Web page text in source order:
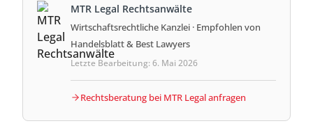
MTR Legal Rechtsanwälte
Wirtschaftsrechtliche Kanzlei · Empfohlen von
Handelsblatt & Best Lawyers
Letzte Bearbeitung: 6. Mai 2026
Rechtsberatung bei MTR Legal anfragen